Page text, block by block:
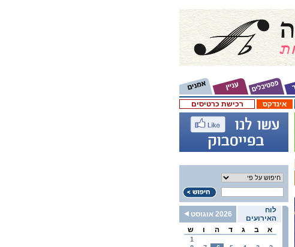
רכישת כרטיסים אינדקס
לוח
האירועים
2026 אוגוסט
א
ב ג ד ה ו ש
1